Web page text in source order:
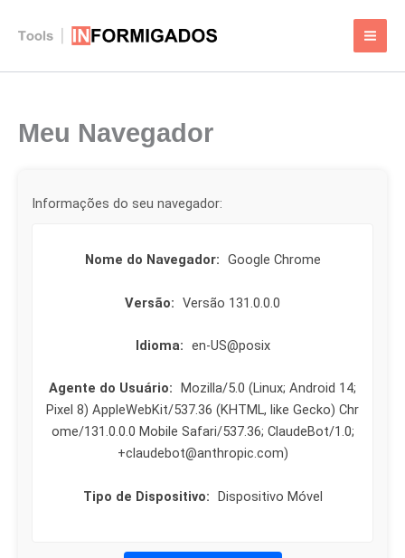
para
conteúdo
Meu Navegador
Informações do seu navegador:
Nome do Navegador: Google Chrome
Versão: Versão 131.0.0.0
Idioma: en-US@posix
Agente do Usuário:
Mozilla/5.0 (Linux; Android 14;
Pixel 8) AppleWebKit/537.36 (KHTML, like Gecko) Chr
ome/131.0.0.0 Mobile Safari/537.36; ClaudeBot/1.0;
+claudebot@anthropic.com)
Tipo de Dispositivo: Dispositivo Móvel